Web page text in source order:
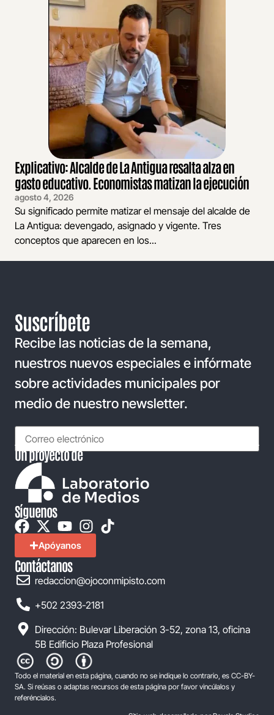
Explicativo: Alcalde de La Antigua resalta alza en
gasto educativo. Economistas matizan la ejecución
agosto 4, 2026
Su significado permite matizar el mensaje del alcalde de
La Antigua: devengado, asignado y vigente. Tres
conceptos que aparecen en los...
Suscríbete
Recibe las noticias de la semana,
nuestros nuevos especiales e infórmate
sobre actividades municipales por
medio de nuestro newsletter.
Un proyecto de
Síguenos
Apóyanos
Contáctanos
redaccion@ojoconmipisto.com
+502 2393-2181
Dirección: Bulevar Liberación 3-52, zona 13, oficina
5B Edificio Plaza Profesional
Todo el material en esta página, cuando no se indique lo contrario, es CC-BY-
SA. Si reúsas o adaptas recursos de esta página por favor vincúlalos y
referéncialos.